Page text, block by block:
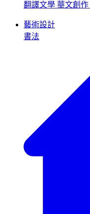
翻譯文學 華文創作
藝術設計
書法